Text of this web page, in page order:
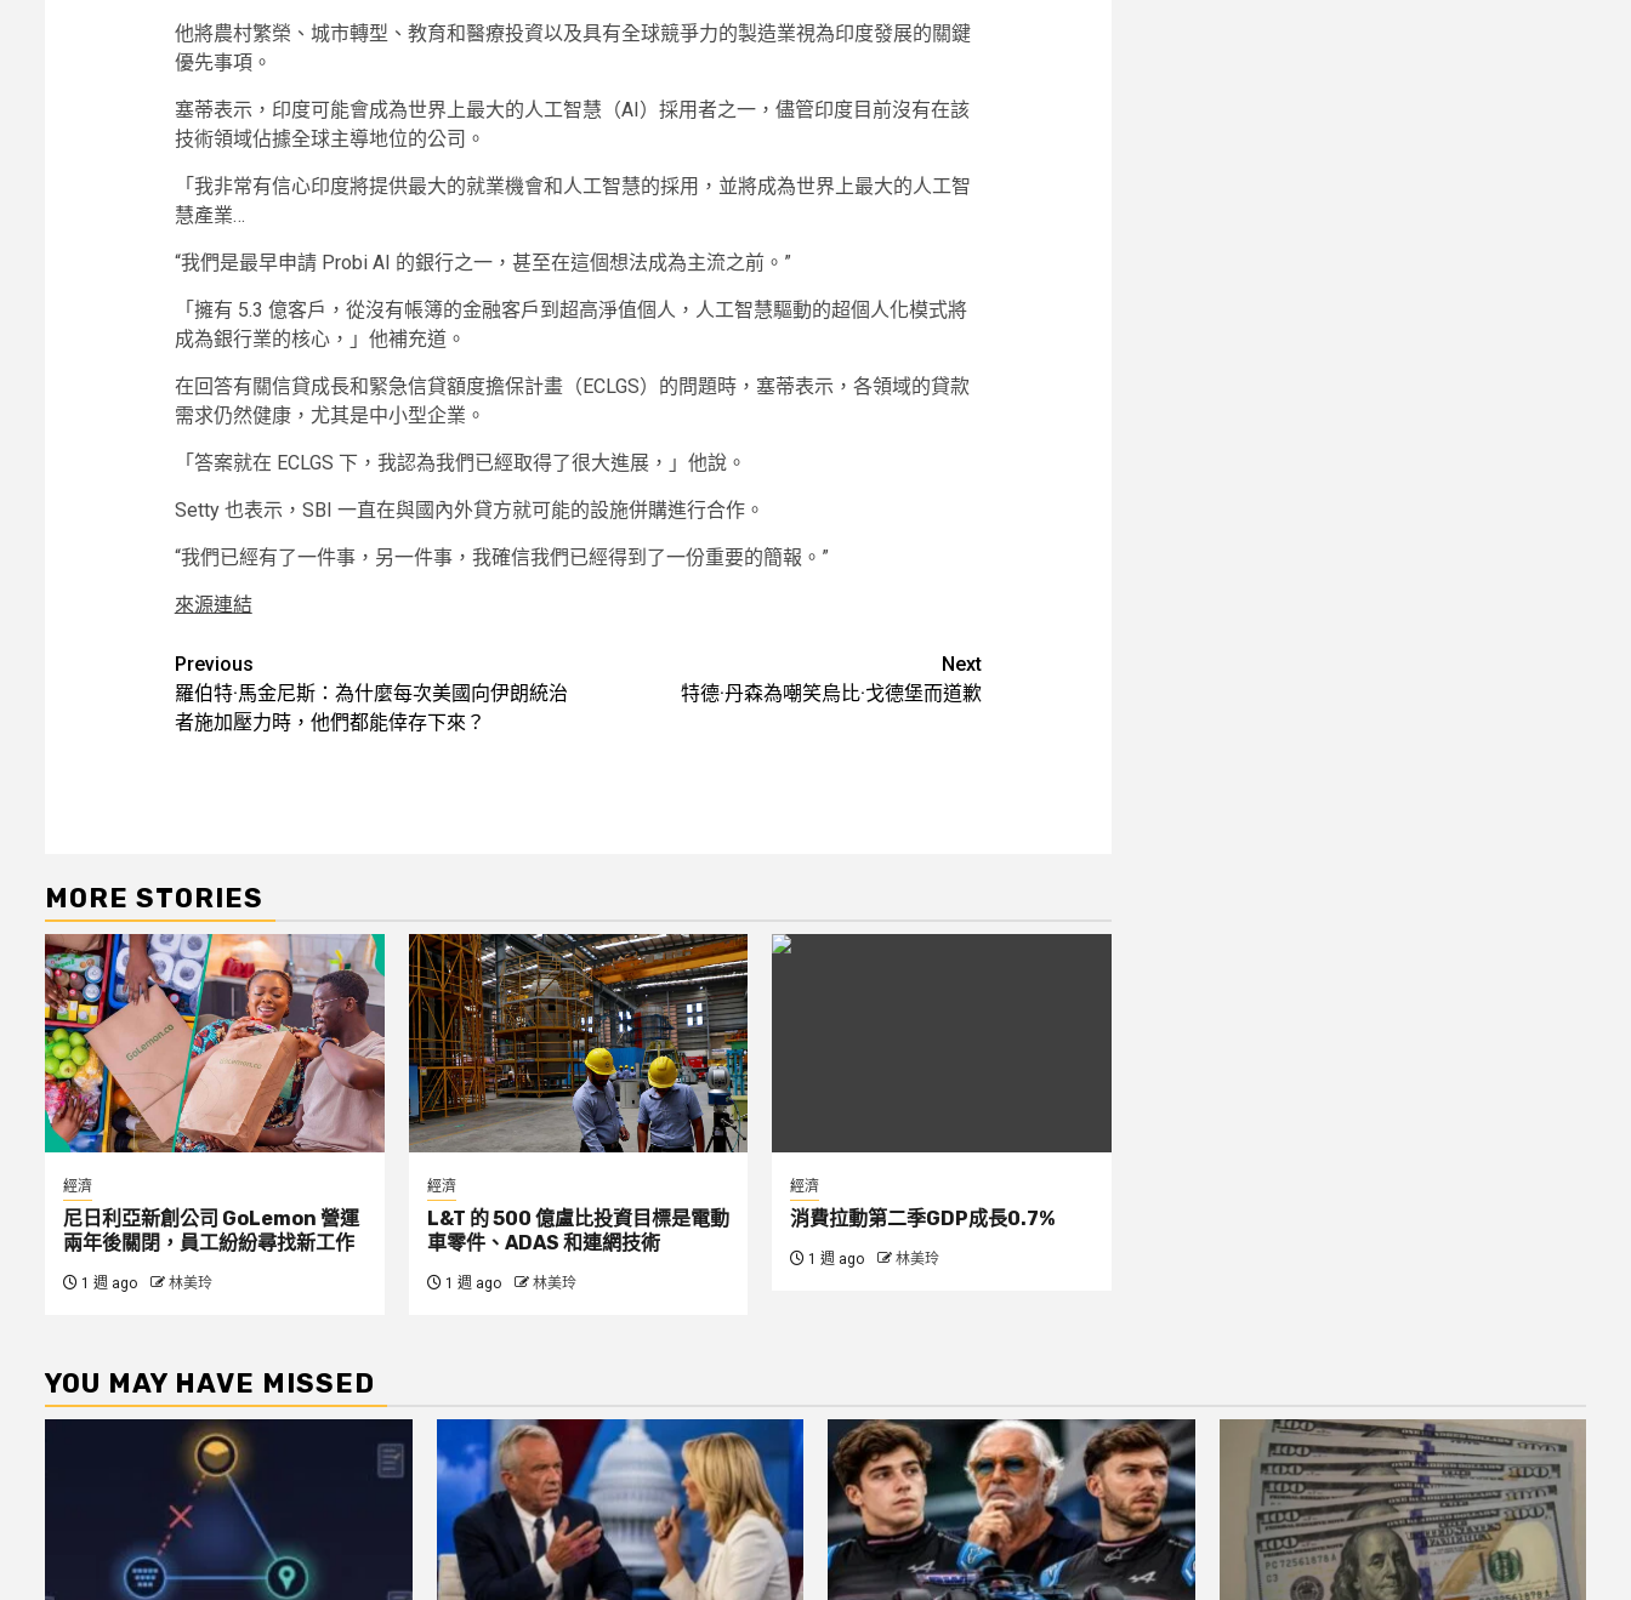
他將農村繁榮、城市轉型、教育和醫療投資以及具有全球競爭力的製造業視為印度發展的關鍵
優先事項。
塞蒂表示，印度可能會成為世界上最大的人工智慧（AI）採用者之一，儘管印度目前沒有在該
技術領域佔據全球主導地位的公司。
「我非常有信心印度將提供最大的就業機會和人工智慧的採用，並將成為世界上最大的人工智
慧產業…
“我們是最早申請 Probi AI 的銀行之一，甚至在這個想法成為主流之前。”
「擁有 5.3 億客戶，從沒有帳簿的金融客戶到超高淨值個人，人工智慧驅動的超個人化模式將
成為銀行業的核心，」他補充道。
在回答有關信貸成長和緊急信貸額度擔保計畫（ECLGS）的問題時，塞蒂表示，各領域的貸款
需求仍然健康，尤其是中小型企業。
「答案就在 ECLGS 下，我認為我們已經取得了很大進展，」他說。
Setty 也表示，SBI 一直在與國內外貸方就可能的設施併購進行合作。
“我們已經有了一件事，另一件事，我確信我們已經得到了一份重要的簡報。”
來源連結
Post
navigation
Previous
羅伯特·馬金尼斯：為什麼每次美國向伊朗統治
者施加壓力時，他們都能倖存下來？
Next
特德·丹森為嘲笑烏比·戈德堡而道歉
MORE STORIES
經濟
尼日利亞新創公司 GoLemon 營運
兩年後關閉，員工紛紛尋找新工作
1 週 ago 林美玲
經濟
L&T 的 500 億盧比投資目標是電動
車零件、ADAS 和連網技術
1 週 ago 林美玲
經濟
消費拉動第二季GDP成長0.7%
1 週 ago 林美玲
YOU MAY HAVE MISSED